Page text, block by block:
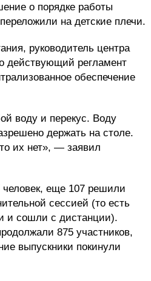
о порядке работы
на детские плечи.
руководитель центра
действующий регламент
обеспечение
воду и перекус. Воду
держать на столе.
их нет», — заявил
еще 107 решили
сессией (то есть
и сошли с дистанции).
875 участников,
выпускники покинули